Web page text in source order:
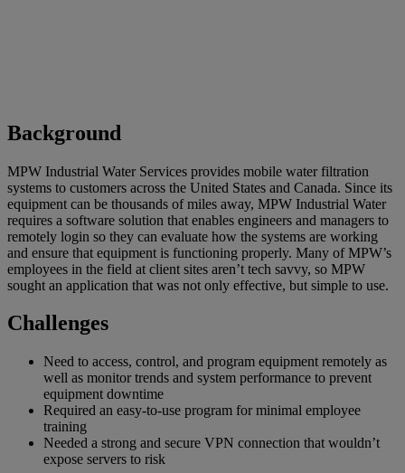
Background
MPW Industrial Water Services provides mobile water filtration
systems to customers across the United States and Canada. Since its
equipment can be thousands of miles away, MPW Industrial Water
requires a software solution that enables engineers and managers to
remotely login so they can evaluate how the systems are working
and ensure that equipment is functioning properly. Many of MPW’s
employees in the field at client sites aren’t tech savvy, so MPW
sought an application that was not only effective, but simple to use.
Challenges
Need to access, control, and program equipment remotely as
well as monitor trends and system performance to prevent
equipment downtime
Required an easy-to-use program for minimal employee
training
Needed a strong and secure VPN connection that wouldn’t
expose servers to risk